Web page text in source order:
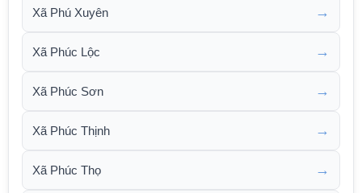
Xã Phú Xuyên →
Xã Phúc Lộc →
Xã Phúc Sơn →
Xã Phúc Thịnh →
Xã Phúc Thọ →